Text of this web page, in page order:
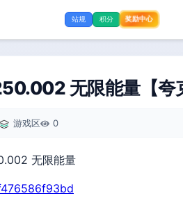
站规 积分 奖励中心
无限能量【夸
游戏区 0